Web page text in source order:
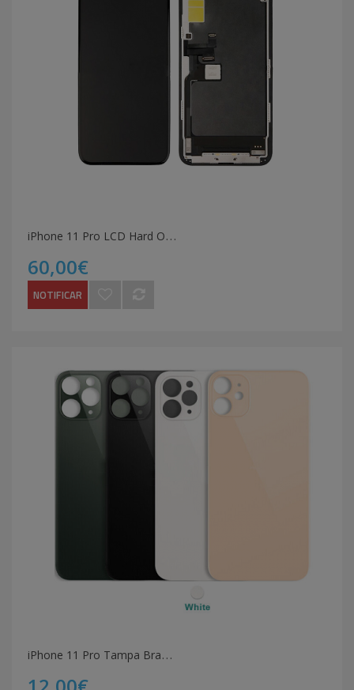
i
Phone 11 Pro LCD Hard Oled
60,00€
NOTIFICAR
i
Phone 11 Pro Tampa Branca